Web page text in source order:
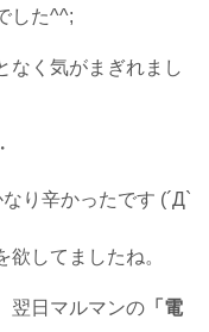
した^^;
なく気がまぎれまし
り辛かったです (´Д`
してましたね。
翌日マルマンの 「電